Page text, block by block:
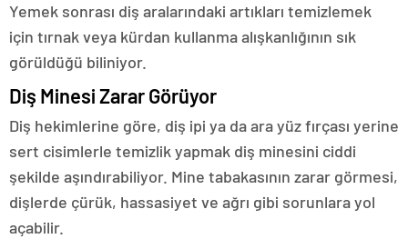
Yemek sonrası diş aralarındaki artıkları temizlemek
için tırnak veya kürdan kullanma alışkanlığının sık
görüldüğü biliniyor.
Diş Minesi Zarar Görüyor
Diş hekimlerine göre, diş ipi ya da ara yüz fırçası yerine
sert cisimlerle temizlik yapmak diş minesini ciddi
şekilde aşındırabiliyor. Mine tabakasının zarar görmesi,
dişlerde çürük, hassasiyet ve ağrı gibi sorunlara yol
açabilir.